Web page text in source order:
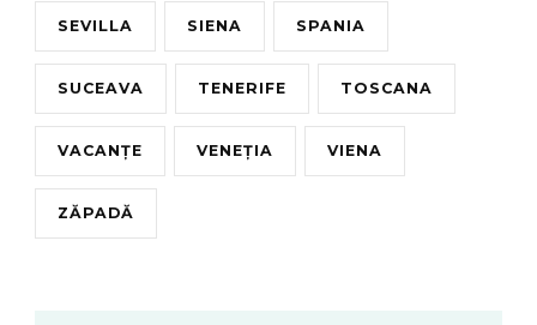
SEVILLA SIENA SPANIA
SUCEAVA TENERIFE TOSCANA
VACANȚE VENEȚIA VIENA
ZĂPADĂ